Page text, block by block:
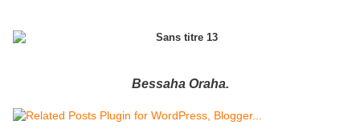
Bessaha Oraha.